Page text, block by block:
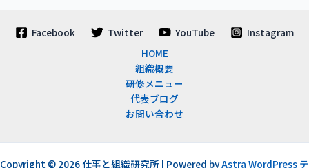
Facebook Twitter YouTube
Instagram
HOME
組織概要
研修メニュー
代表ブログ
お問い合わせ
Copyright © 2026 仕事と組織研究所 | Powered byAstra WordPress テ